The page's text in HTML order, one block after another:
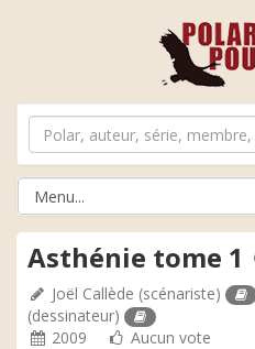
Asthénie tome 1
Joël Callède (scénariste)
(dessinateur)
2009
Aucun vote